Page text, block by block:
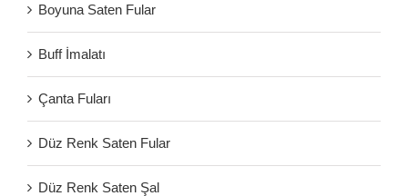
Boyuna Saten Fular
Buff İmalatı
Çanta Fuları
Düz Renk Saten Fular
Düz Renk Saten Şal